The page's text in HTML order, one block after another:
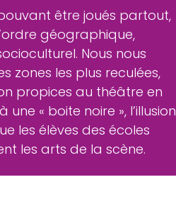
être joués partout,
géographique,
Nous nous
zones les plus reculées,
propices au théâtre en
« boite noire », l’illusion
les élèves des écoles
les arts de la scène.